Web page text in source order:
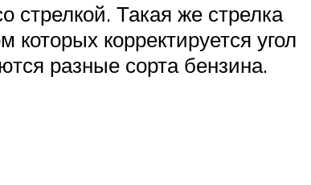
стрелкой. Такая же стрелка
корректируется угол
разные сорта бензина.